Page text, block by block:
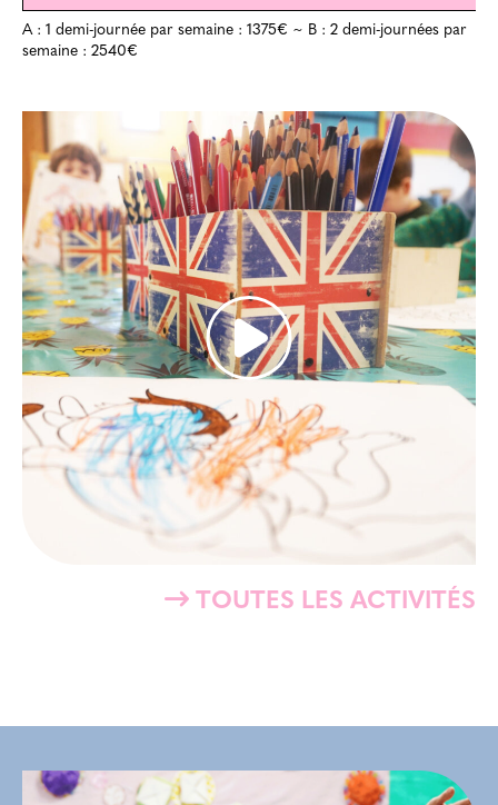
A : 1 demi-journée par semaine : 1375€ ~ B : 2 demi-journées par
semaine : 2540€
TOUTES LES ACTIVITÉS